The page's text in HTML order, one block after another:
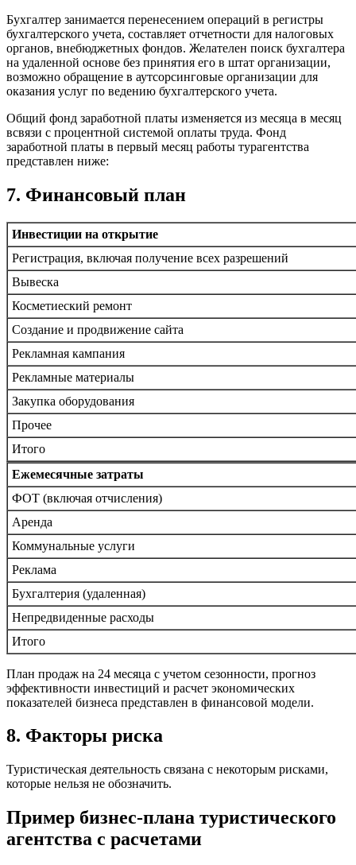
Бухгалтер занимается перенесением операций в регистры
бухгалтерского учета, составляет отчетности для налоговых
органов, внебюджетных фондов. Желателен поиск бухгалтера
на удаленной основе без принятия его в штат организации,
возможно обращение в аутсорсинговые организации для
оказания услуг по ведению бухгалтерского учета.
Общий фонд заработной платы изменяется из месяца в месяц
всвязи с процентной системой оплаты труда. Фонд
заработной платы в первый месяц работы турагентства
представлен ниже:
7. Финансовый план
Инвестиции на открытие
Регистрация, включая получение всех разрешений
Вывеска
Косметиеский ремонт
Создание и продвижение сайта
Рекламная кампания
Рекламные материалы
Закупка оборудования
Прочее
Итого
Ежемесячные затраты
ФОТ (включая отчисления)
Аренда
Коммунальные услуги
Реклама
Бухгалтерия (удаленная)
Непредвиденные расходы
Итого
План продаж на 24 месяца с учетом сезонности, прогноз
эффективности инвестиций и расчет экономических
показателей бизнеса представлен в финансовой модели.
8. Факторы риска
Туристическая деятельность связана с некоторым рисками,
которые нельзя не обозначить.
Пример бизнес-плана туристического
агентства с расчетами